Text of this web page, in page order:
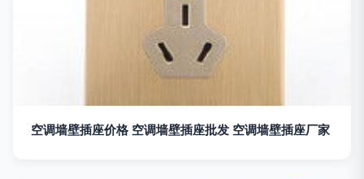
空调墙壁插座价格 空调墙壁插座批发 空调墙壁插座厂家